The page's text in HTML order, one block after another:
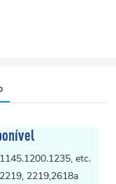
etc.
2219,2618a